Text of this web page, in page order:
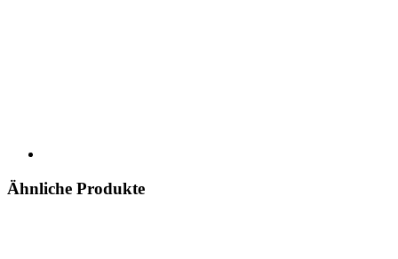
Ähnliche Produkte